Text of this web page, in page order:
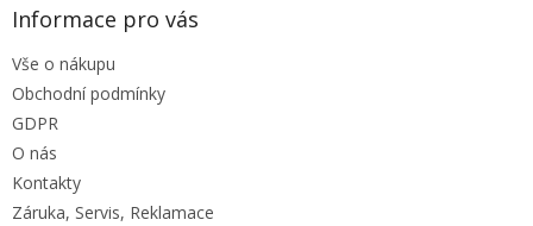
Informace pro vás
Vše o nákupu
Obchodní podmínky
GDPR
O nás
Kontakty
Záruka, Servis, Reklamace